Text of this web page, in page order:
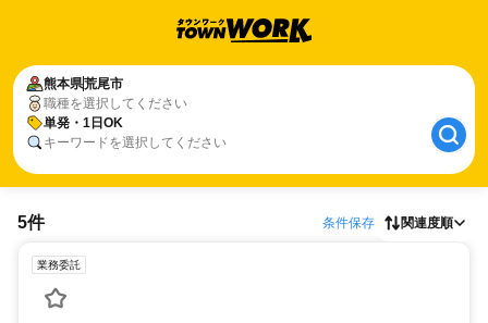
熊本県荒尾市
職種を選択してください
単発・1日OK
キーワードを選択してください
5件 条件保存 関連度順
業務委託